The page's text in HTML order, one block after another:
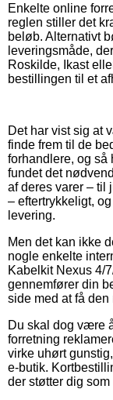
Enkelte online
reglen stiller det
beløb. Alternativt
leveringsmåde,
Roskilde, Ikast
bestillingen til et
Det har vist sig at
finde frem til de
forhandlere, og så
fundet det
af deres varer – til
– eftertrykkeligt,
levering.
Men det kan ikke
nogle enkelte
Kabelkit Nexus 4/
gennemfører din
side med at få
Du skal dog være
forretning
virke uhørt
e-butik.
der støtter dig